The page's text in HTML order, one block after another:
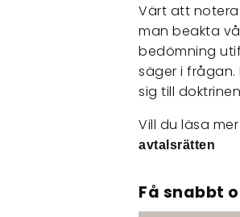
Värt att notera
man beakta
bedömning
säger i
sig till
Vill du läsa
avtalsrätten
Få snabbt